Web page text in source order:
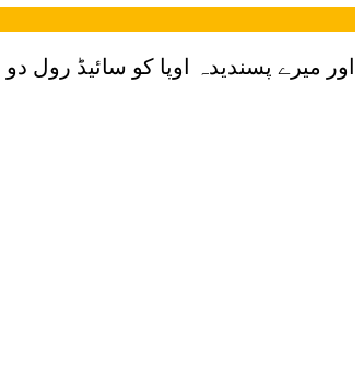
اور میرے پسندیدہ اوپا کو سائیڈ رول